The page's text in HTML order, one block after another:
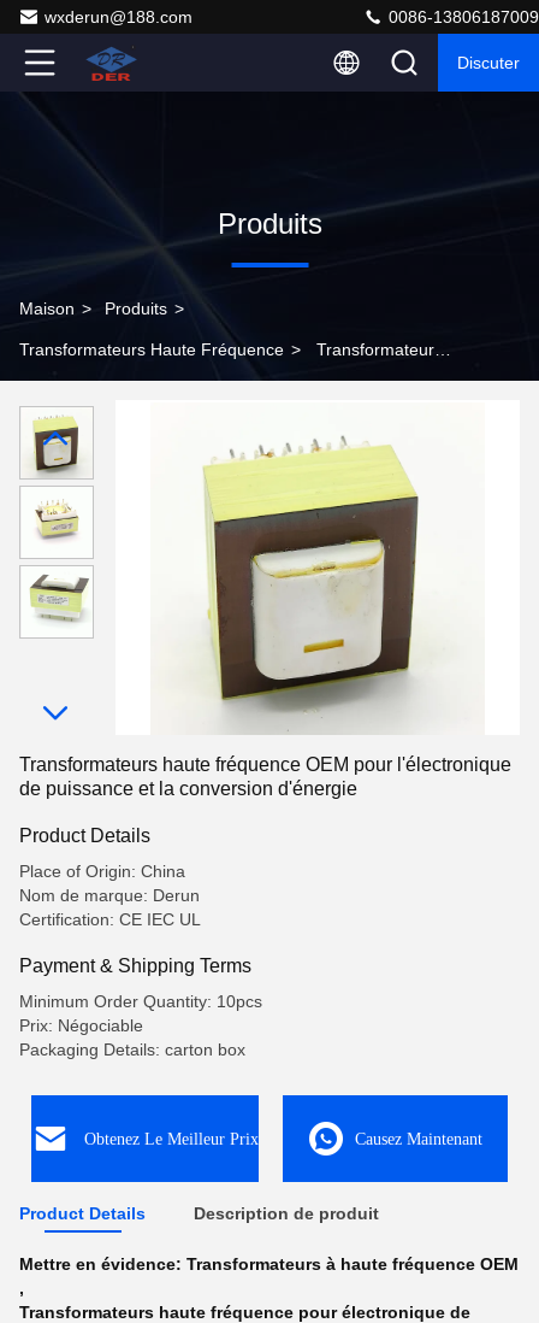
wxderun@188.com 0086-13806187009
Discuter
Produits
Maison > Produits >
Transformateurs Haute Fréquence > Transformateurs
et la conversion d'énergie
Transformateurs haute fréquence OEM pour l'électronique
de puissance et la conversion d'énergie
Product Details
Place of Origin: China
Nom de marque: Derun
Certification: CE IEC UL
Payment & Shipping Terms
Minimum Order Quantity: 10pcs
Prix: Négociable
Packaging Details: carton box
Obtenez Le Meilleur Prix Causez Maintenant
Product Details Description de produit
Mettre en évidence: Transformateurs à haute fréquence OEM
,
Transformateurs haute fréquence pour électronique de